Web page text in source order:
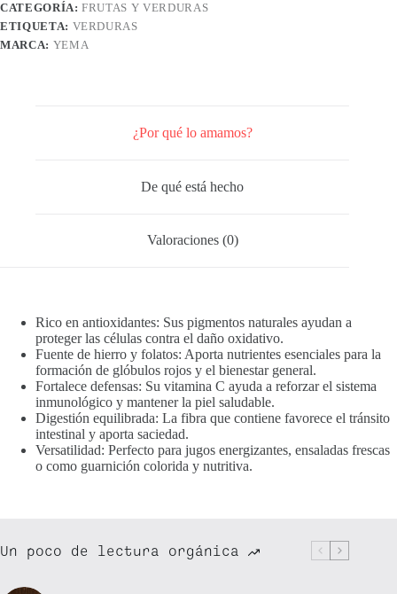
CATEGORÍA:FRUTAS Y VERDURAS
ETIQUETA: VERDURAS
MARCA: YEMA
¿Por qué lo amamos?
De qué está hecho
Valoraciones (0)
Rico en antioxidantes: Sus pigmentos naturales ayudan a
proteger las células contra el daño oxidativo.
Fuente de hierro y folatos: Aporta nutrientes esenciales para la
formación de glóbulos rojos y el bienestar general.
Fortalece defensas: Su vitamina C ayuda a reforzar el sistema
inmunológico y mantener la piel saludable.
Digestión equilibrada: La fibra que contiene favorece el tránsito
intestinal y aporta saciedad.
Versatilidad: Perfecto para jugos energizantes, ensaladas frescas
o como guarnición colorida y nutritiva.
Un poco de lectura orgánica